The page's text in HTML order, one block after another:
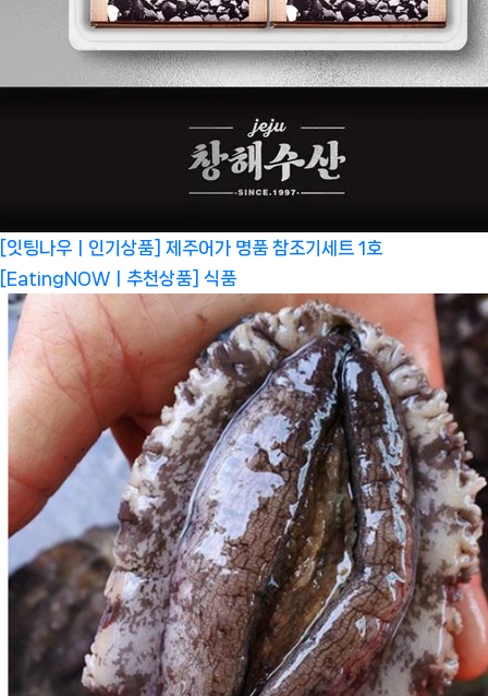
[잇팅나우ㅣ인기상품] 제주어가 명품 참조기세트 1호
[EatingNOWㅣ추천상품] 식품